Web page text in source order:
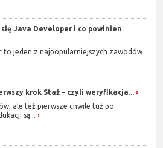
się Java Developer i co powinien
to jeden z najpopularniejszych zawodów
krok Staż – czyli weryfikacja...
ale też pierwsze chwile tuż po
są...